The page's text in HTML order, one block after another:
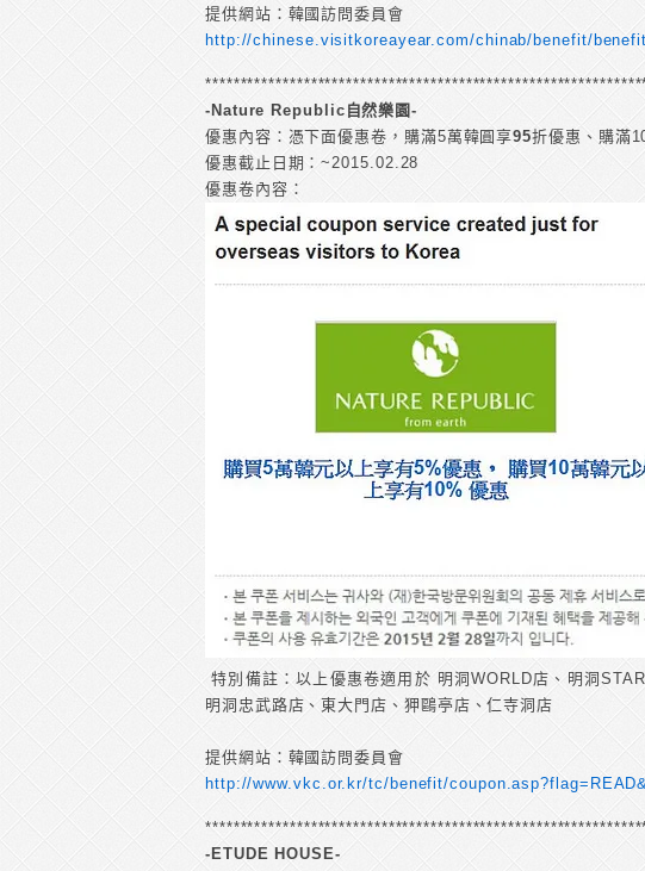
提供網站：韓國訪問委員會
http://chinese.visitkoreayear.com/chinab/benefit/
-Nature Republic自然樂園-
優惠內容：憑下面優惠卷，購滿5萬韓圓享95折優惠、購滿
優惠截止日期：~2015.02.28
優惠卷內容：
特別備註：以上優惠卷適用於 明洞WORLD店、明洞
明洞忠武路店、東大門店、狎鷗亭店、仁寺洞店
提供網站：韓國訪問委員會
http://www.vkc.or.kr/tc/benefit/
-ETUDE HOUSE-